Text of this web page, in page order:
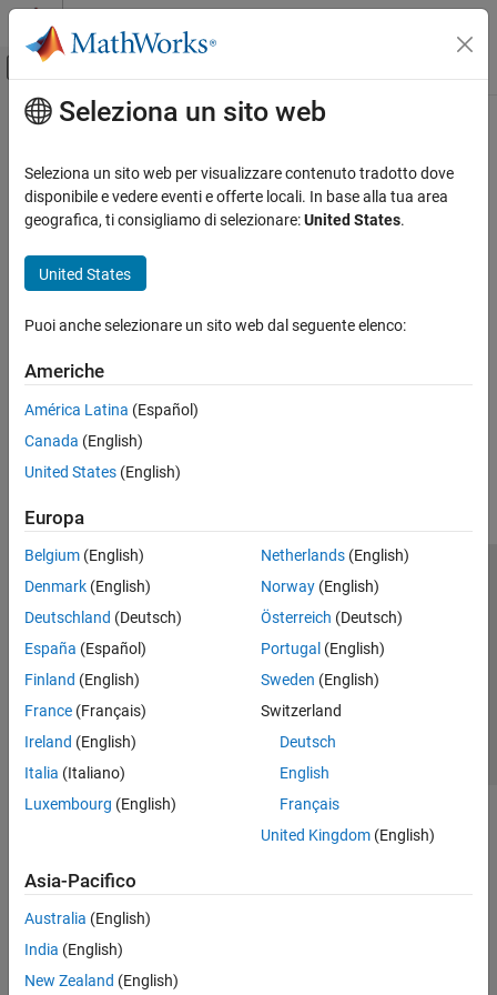
Vai al contenuto
Attiva/disattiva menu di navigazione
Pagina iniziale della documentazione
Contenuto principale
Seleziona un sito web
Seleziona un sito web per visualizzare contenuto tradotto dove
disponibile e vedere eventi e offerte locali. In base alla tua area
geografica, ti consigliamo di selezionare:United States.
United States
Puoi anche selezionare un sito web dal seguente elenco:
Americhe
América Latina (Español)
Canada (English)
United States (English)
Europa
Belgium (English)
Denmark (English)
Deutschland (Deutsch)
España (Español)
Finland (English)
France (Français)
Ireland (English)
Italia (Italiano)
Luxembourg (English)
Netherlands(English)
Norway(English)
Österreich (Deutsch)
Portugal (English)
Sweden (English)
Switzerland
Deutsch
English
Français
United Kingdom(English)
Asia-Pacifico
Australia (English)
India (English)
New Zealand (English)
Centro di fiducia
Informativa sulla privacy
Antipirateria
Stato dell'applicazione
Contatti
© 1994-2026 The MathWorks, Inc.